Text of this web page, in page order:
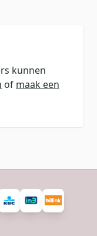
kunnen
of maak een